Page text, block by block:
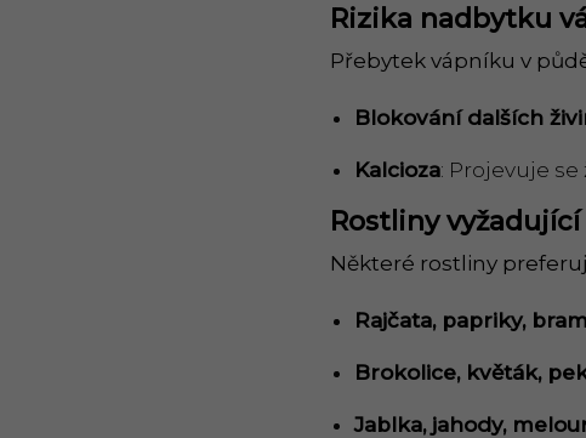
Rizika nadbytku
Přebytek vápníku v
Blokování dalších ž
Kalcioza: Projevuje
Rostliny
Některé rostliny
Rajčata, papriky,
Brokolice, květák,
Jablka, jahody,